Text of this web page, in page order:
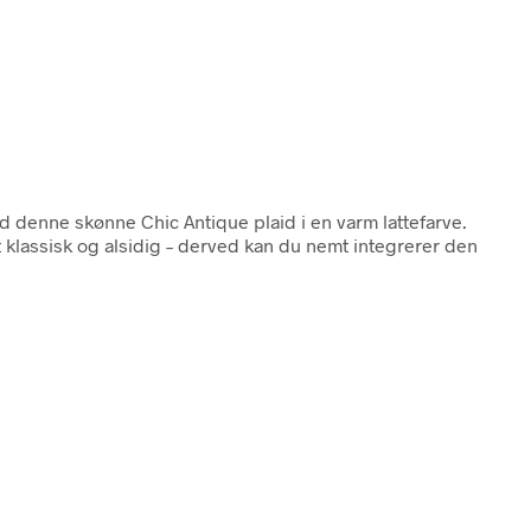
denne skønne Chic Antique plaid i en varm lattefarve.
og alsidig – derved kan du nemt integrerer den